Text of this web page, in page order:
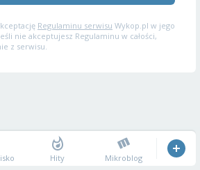
Regulaminu serwisu Wykop.pl w jego
nie akceptujesz Regulaminu w całości,
z serwisu.
Hity Mikroblog